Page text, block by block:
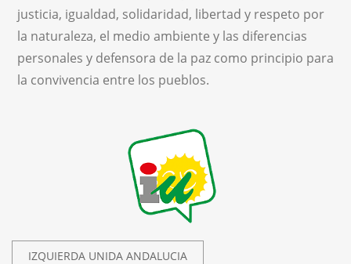
justicia, igualdad, solidaridad, libertad y respeto por
la naturaleza, el medio ambiente y las diferencias
personales y defensora de la paz como principio para
la convivencia entre los pueblos.
IZQUIERDA UNIDA ANDALUCIA